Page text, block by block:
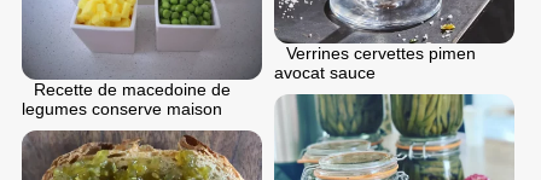
Verrines cervettes pimen
avocat sauce
Recette de macedoine de
legumes conserve maison